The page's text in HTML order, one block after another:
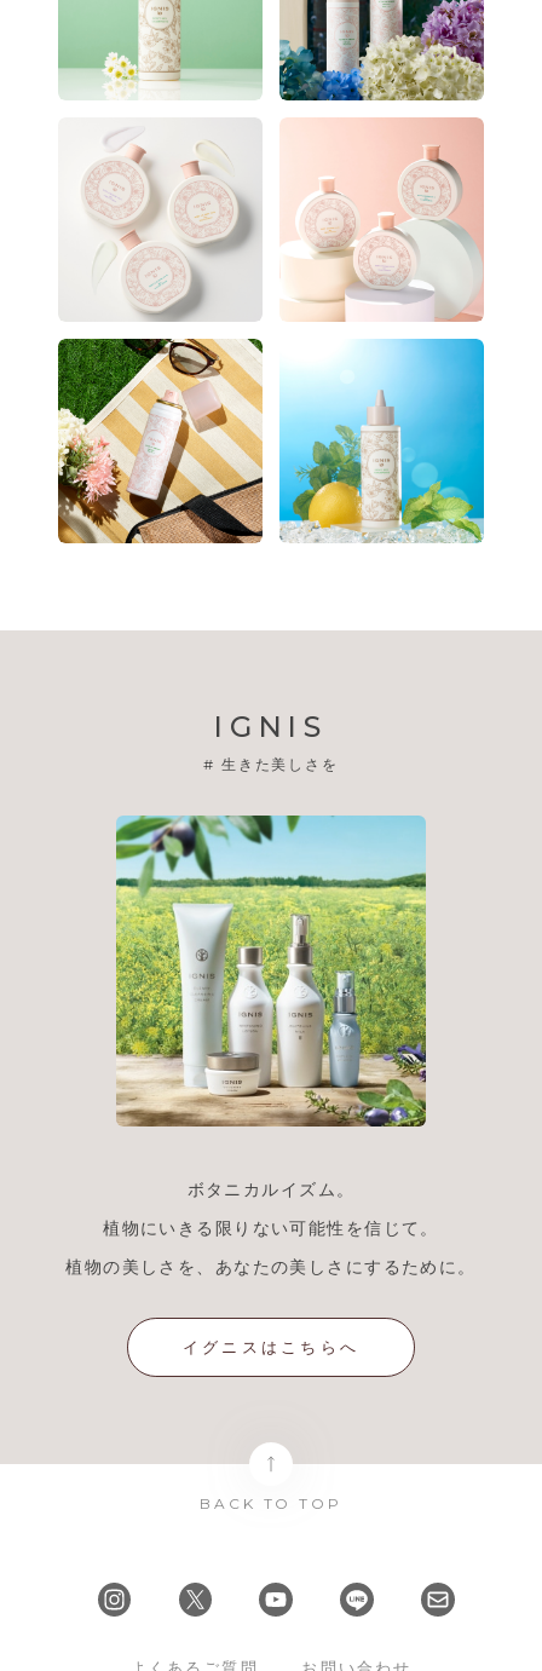
IGNIS
# 生きた美しさを
ボタニカルイズム。
植物にいきる限りない可能性を信じて。
植物の美しさを、あなたの美しさにするために。
イグニスはこちらへ
BACK TO TOP